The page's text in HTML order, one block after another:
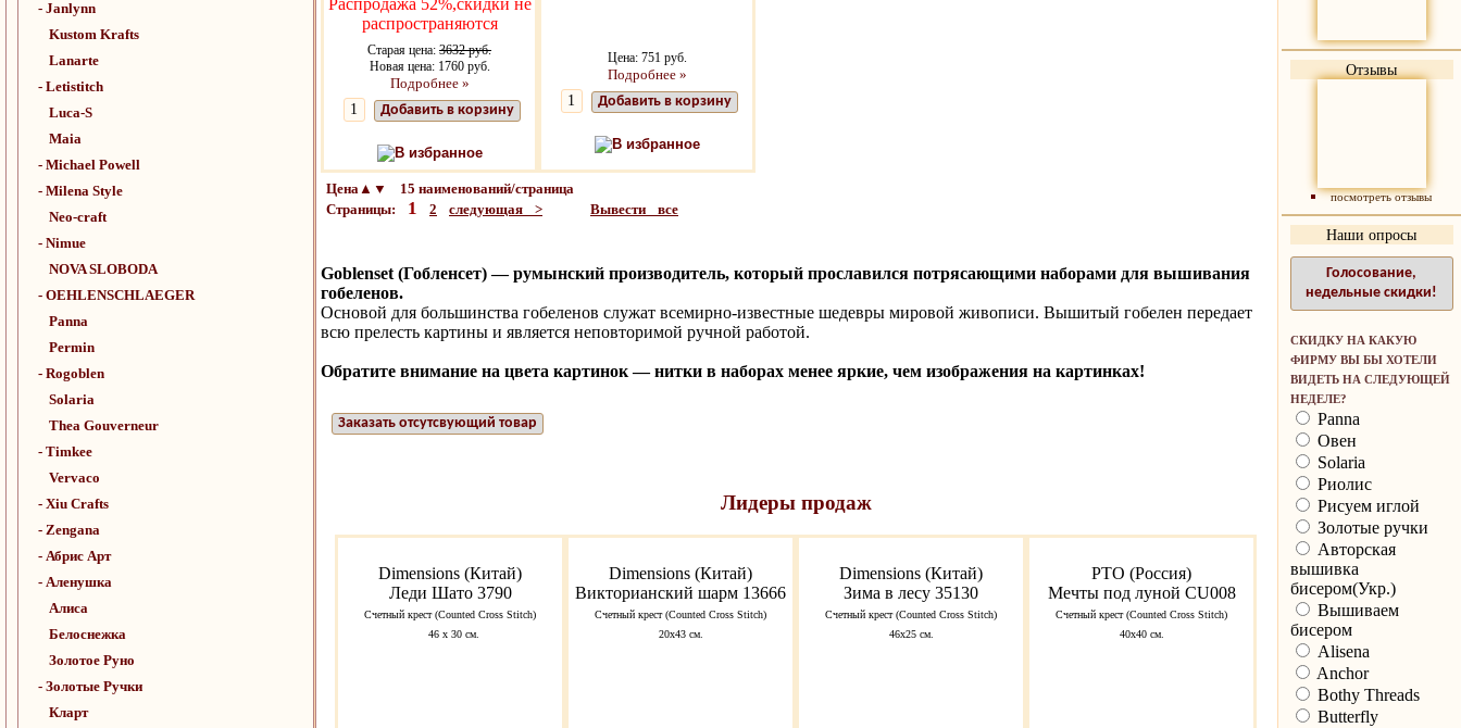
- Janlynn
Kustom Krafts
Lanarte
- Letistitch
Luca-S
Maia
- Michael Powell
- Milena Style
Neo-craft
- Nimue
NOVA SLOBODA
- OEHLENSCHLAEGER
Panna
Permin
- Rogoblen
Solaria
Thea Gouverneur
- Timkee
Vervaco
- Xiu Crafts
- Zengana
- Абрис Арт
- Аленушка
Алиса
Белоснежка
Золотое Руно
- Золотые Ручки
Кларт
Распродажа 52%,скидки не
распространяются
Старая цена: 3632 руб.
Новая цена: 1760 руб.
Подробнее »
Добавить в корзину
В избранное
Цена: 751 руб.
Подробнее »
Добавить в корзину
В избранное
Цена▲▼ 15 наименований/страница
Страницы: 1 2 следующая > Вывести все
Goblenset (Гобленсет) — румынский производитель, который прославился потрясающими наборами для вышивания
гобеленов.
Основой для большинства гобеленов служат всемирно-известные шедевры мировой живописи. Вышитый гобелен передает
всю прелесть картины и является неповторимой ручной работой.
Обратите внимание на цвета картинок — нитки в наборах менее яркие, чем изображения на картинках!
Заказать отсутсвующий товар
Лидеры продаж
Dimensions (Китай)
Леди Шато 3790
Счетный крест (Counted Cross Stitch)
46 х 30 см.
Dimensions (Китай)
Викторианский шарм 13666
Счетный крест (Counted Cross Stitch)
20х43 см.
Dimensions (Китай)
Зима в лесу 35130
Счетный крест (Counted Cross Stitch)
46x25 см.
РТО (Россия)
Мечты под луной CU008
Счетный крест (Counted Cross Stitch)
40х40 см.
Отзывы
посмотреть отзывы
Наши опросы
Голосование,
недельные скидки!
СКИДКУ НА КАКУЮ
ФИРМУ ВЫ БЫ ХОТЕЛИ
ВИДЕТЬ НА СЛЕДУЮЩЕЙ
НЕДЕЛЕ?
Panna
Овен
Solaria
Риолис
Рисуем иглой
Золотые ручки
Авторская
вышивка
бисером(Укр.)
Вышиваем
бисером
Alisena
Anchor
Bothy Threads
Butterfly